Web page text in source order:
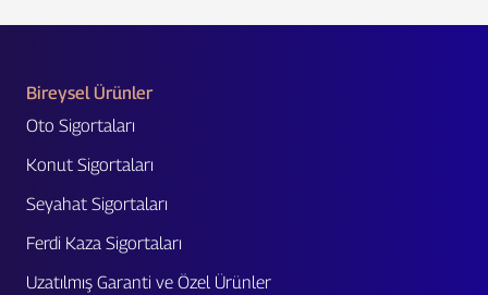
Bireysel Ürünler
Oto Sigortaları
Konut Sigortaları
Seyahat Sigortaları
Ferdi Kaza Sigortaları
Uzatılmış Garanti ve Özel Ürünler